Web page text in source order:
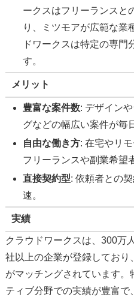
ークスはフリーランスと
り、ミツモアが広範な業
ドワークスは特定の専
す。
メリット
豊富な案件数: デザイン
グなどの幅広い案件が毎
自由な働き方: 在宅やリ
フリーランスや副業希望
直接契約型: 依頼者との
速。
実績
クラウドワークスは、300万
社以上の企業が登録しており
がマッチングされています。
ティブ分野での実績が豊富